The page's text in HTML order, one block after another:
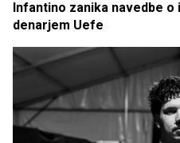
Infantino zanika navedbe o
denarjem Uefe